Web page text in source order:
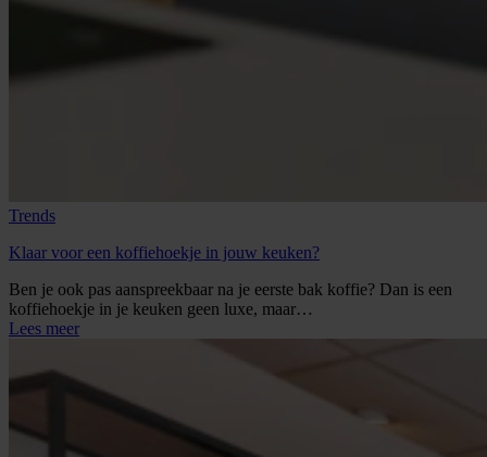
Trends
Klaar voor een koffiehoekje in jouw keuken?
Ben je ook pas aanspreekbaar na je eerste bak koffie? Dan is een
koffiehoekje in je keuken geen luxe, maar…
Lees meer